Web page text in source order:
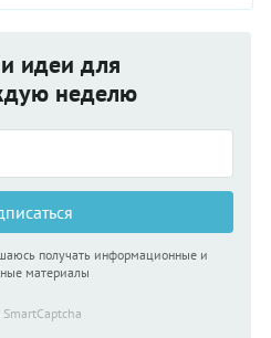
идеи для
неделю
получать информационные и
материалы